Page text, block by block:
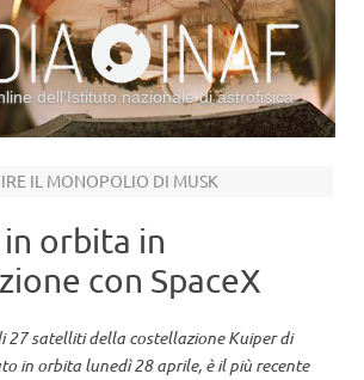
dell’Istituto nazionale di astrofisica
IL MONOPOLIO DI MUSK
orbita in
con SpaceX
27 satelliti della costellazione Kuiper di
in orbita lunedì 28 aprile, è il più recente